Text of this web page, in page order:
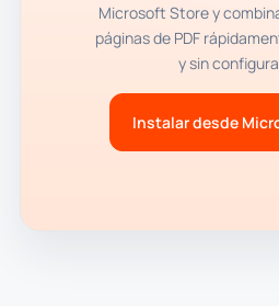
Microsoft Store y
páginas de PDF
y sin
Instalar desde